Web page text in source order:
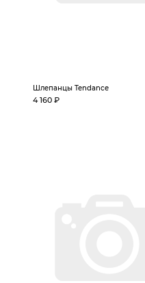
Шлепанцы Tendance
4 160 ₽